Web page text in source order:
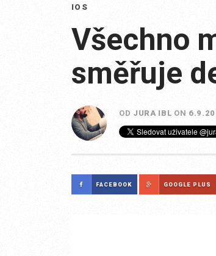
IOS
Všechno
směřuje
OD JURA IBL ON
FACEBOOK GOOGLE PLUS